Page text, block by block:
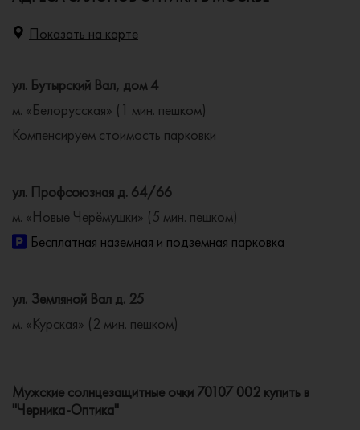
Показать на карте
ул. Бутырский Вал, дом 4
м. «Белорусская» (1 мин. пешком)
Компенсируем стоимость парковки
ул. Профсоюзная д. 64/66
м. «Новые Черёмушки» (5 мин. пешком)
Бесплатная наземная и подземная парковка
ул. Земляной Вал д. 25
м. «Курская» (2 мин. пешком)
Мужские солнцезащитные очки 70107 002 купить в
"Черника-Оптика"